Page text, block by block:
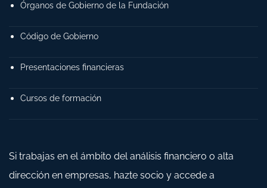
Órganos de Gobierno de la Fundación
Código de Gobierno
Presentaciones financieras
Cursos de formación
Si trabajas en el ámbito del análisis financiero o alta
dirección en empresas, hazte socio y accede a